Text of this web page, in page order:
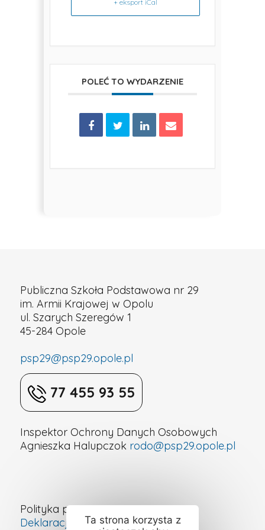
+ eksport iCal
POLEĆ TO WYDARZENIE
Publiczna Szkoła Podstawowa nr 29
im. Armii Krajowej w Opolu
ul. Szarych Szeregów 1
45-284 Opole
psp29@psp29.opole.pl
77 455 93 55
Inspektor Ochrony Danych Osobowych
Agnieszka Halupczok rodo@psp29.opole.pl
Polityka prywatności
Deklaracja dostępności cyfrowej
Ta strona korzysta z